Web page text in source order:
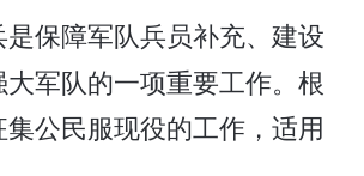
保障军队兵员补充、建设
军队的一项重要工作。根
公民服现役的工作，适用